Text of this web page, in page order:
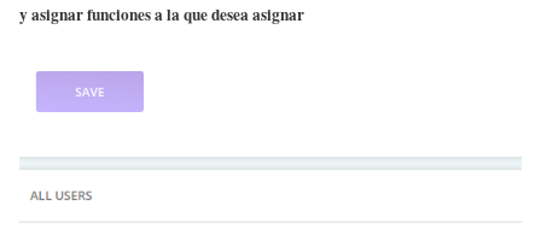
y asignar funciones a la que desea asignar